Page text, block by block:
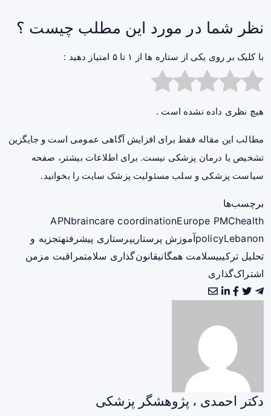
نظر شما در مورد این مطلب چیست ؟
با کلیک بر روی یکی از ستاره ها از ۱ تا ۵ امتیاز دهید :
هیچ نظری داده نشده است .
مطالب این مقاله فقط برای افزایش آگاهی عمومی است و جایگزین
تشخیص یا درمان پزشکی نیست. برای اطلاعات بیشتر، صفحه
سیاست پزشکی و سلب مسئولیت پزشک سایت را بخوانید.
برچسب‌ها
APNbraincare coordinationEurope PMChealth
policyLebanon آموزش پرستاریپرستاری پیشرفتهتجزیه و
تحلیل ترکیبیسلامت همگانیقانون‌گذاری سلامتمراقبت مزمن
اشتراک‌گذاری
دکتر احمدی ، پژوهشگر پزشکی